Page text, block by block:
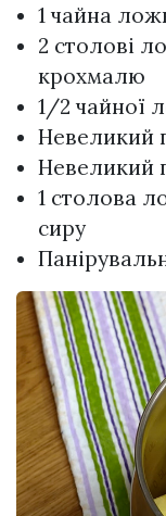
1 чайна
2 столові
крохмалю
1/2 чайної
Невеликий
Невеликий
1 столова
сиру